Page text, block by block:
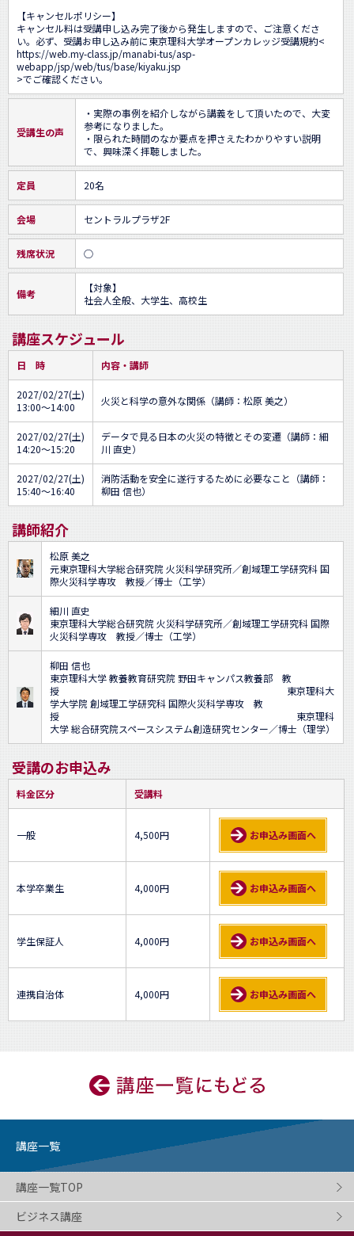
【キャンセルポリシー】
キャンセル料は受講申し込み完了後から発生しますので、ご注意くださ
い。必ず、受講お申し込み前に東京理科大学オープンカレッジ受講規約<
https://web.my-class.jp/manabi-tus/asp-
webapp/jsp/web/tus/base/kiyaku.jsp
>でご確認ください。
受講生の声
・実際の事例を紹介しながら講義をして頂いたので、大変
参考になりました。
・限られた時間のなか要点を押さえたわかりやすい説明
で、興味深く拝聴しました。
定員 20名
会場 セントラルプラザ2F
残席状況 ○
備考
【対象】
社会人全般、大学生、高校生
講座スケジュール
日 時 内容・講師
2027/02/27(土)
13:00～14:00
火災と科学の意外な関係（講師：松原 美之）
2027/02/27(土)
14:20～15:20
データで見る日本の火災の特徴とその変遷（講師：細
川 直史）
2027/02/27(土)
15:40～16:40
消防活動を安全に遂行するために必要なこと（講師：
柳田 信也）
講師紹介
松原 美之
元東京理科大学総合研究院 火災科学研究所／創域理工学研究科 国
際火災科学専攻 教授／博士（工学）
細川 直史
東京理科大学総合研究院 火災科学研究所／創域理工学研究科 国際
火災科学専攻 教授／博士（工学）
柳田 信也
東京理科大学 教養教育研究院 野田キャンパス教養部 教
授 東京理科大
学大学院 創域理工学研究科 国際火災科学専攻 教
授 東京理科
大学 総合研究院スペースシステム創造研究センター／博士（理学）
受講のお申込み
料金区分 受講料
一般 4,500円 お申込み画面へ
本学卒業生 4,000円 お申込み画面へ
学生保証人 4,000円 お申込み画面へ
連携自治体 4,000円 お申込み画面へ
講座一覧
講座一覧TOP
ビジネス講座